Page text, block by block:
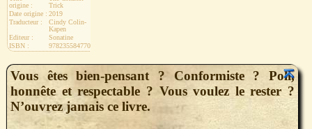
origine :
Trick
Date origine : 2019
Traducteur :
Cindy Colin-
Kapen
Editeur :
Sonatine
ISBN :
9782355847707
Vous êtes bien-pensant ? Conformiste ? Poli,
honnête et respectable ? Vous voulez le rester ?
N’ouvrez jamais ce livre.